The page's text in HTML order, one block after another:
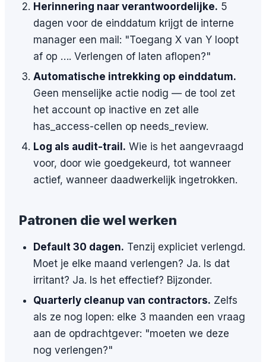
Herinnering naar verantwoordelijke. 5
dagen voor de einddatum krijgt de interne
manager een mail: "Toegang X van Y loopt
af op …. Verlengen of laten aflopen?"
Automatische intrekking op einddatum.
Geen menselijke actie nodig — de tool zet
het account op inactive en zet alle
has_access-cellen op needs_review.
Log als audit-trail. Wie is het aangevraagd
voor, door wie goedgekeurd, tot wanneer
actief, wanneer daadwerkelijk ingetrokken.
Patronen die wel werken
Default 30 dagen. Tenzij expliciet verlengd.
Moet je elke maand verlengen? Ja. Is dat
irritant? Ja. Is het effectief? Bijzonder.
Quarterly cleanup van contractors. Zelfs
als ze nog lopen: elke 3 maanden een vraag
aan de opdrachtgever: "moeten we deze
nog verlengen?"